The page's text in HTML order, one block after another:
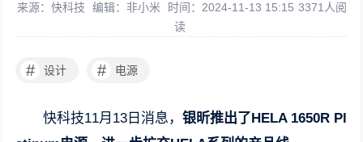
来源：快科技 编辑：非小米 时间：2024-11-13 15:15 3371人阅
读
# 设计 # 电源
快科技11月13日消息，银昕推出了HELA 1650R Pl